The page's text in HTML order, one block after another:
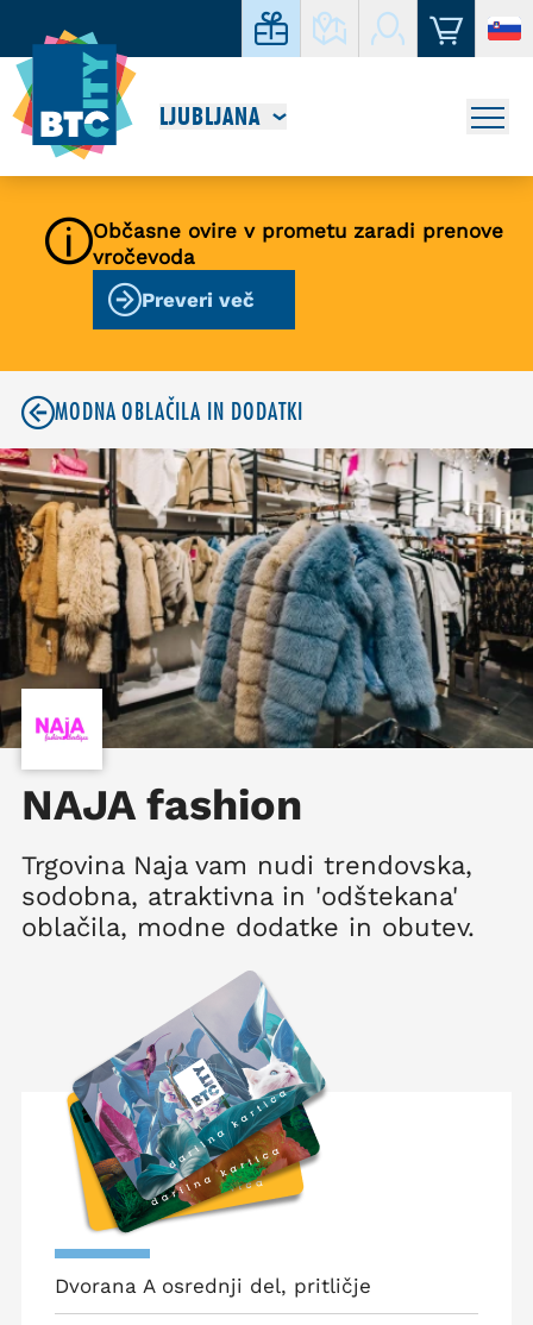
LJUBLJANA
Občasne ovire v prometu zaradi prenove
vročevoda
Preveri več
MODNA OBLAČILA IN DODATKI
NAJA fashion
Trgovina Naja vam nudi trendovska,
sodobna, atraktivna in 'odštekana'
oblačila, modne dodatke in obutev.
Dvorana A osrednji del, pritličje